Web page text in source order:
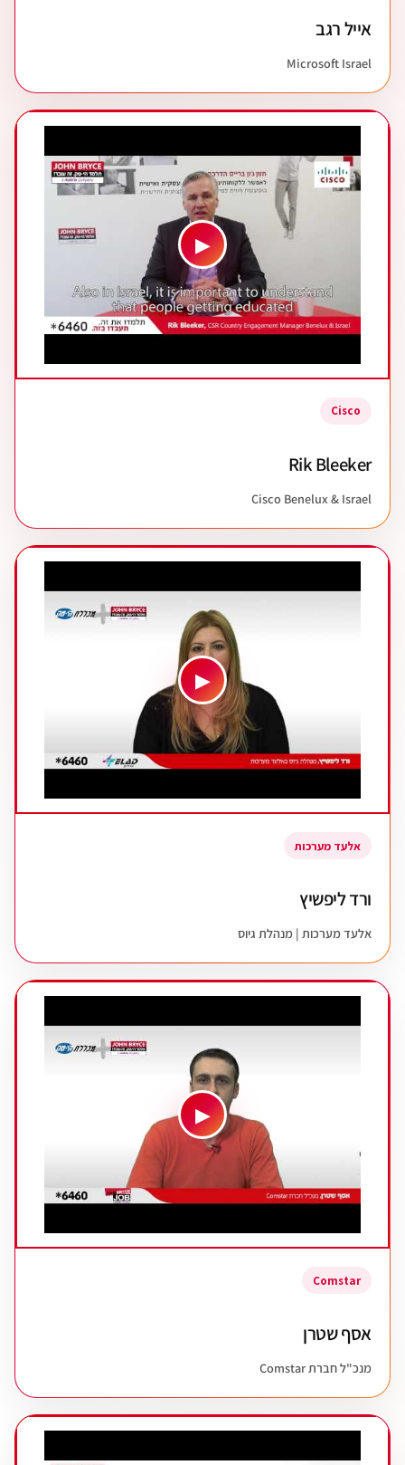
אייל רגב
Microsoft Israel
▶
Cisco
Rik Bleeker
Cisco Benelux & Israel
▶
אלעד מערכות
ורד ליפשיץ
אלעד מערכות | מנהלת גיוס
▶
Comstar
אסף שטרן
מנכ"ל חברת Comstar